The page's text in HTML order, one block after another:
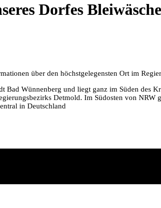
Dorfes Bleiwäsche
über den höchstgelegensten Ort im
Wünnenberg und liegt ganz im Süden des
Detmold. Im Südosten von NRW
in Deutschland